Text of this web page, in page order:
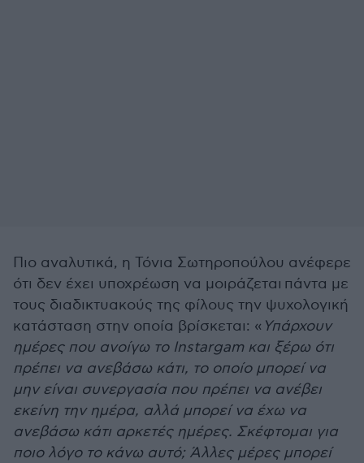
Πιο αναλυτικά, η Τόνια Σωτηροπούλου ανέφερε
ότι δεν έχει υποχρέωση να μοιράζεται πάντα με
τους διαδικτυακούς της φίλους την ψυχολογική
κατάσταση στην οποία βρίσκεται: « Υπάρχουν
ημέρες που ανοίγω το Instargam και ξέρω ότι
πρέπει να ανεβάσω κάτι, το οποίο μπορεί να
μην είναι συνεργασία που πρέπει να ανέβει
εκείνη την ημέρα, αλλά μπορεί να έχω να
ανεβάσω κάτι αρκετές ημέρες. Σκέφτομαι για
ποιο λόγο το κάνω αυτό; Άλλες μέρες μπορεί